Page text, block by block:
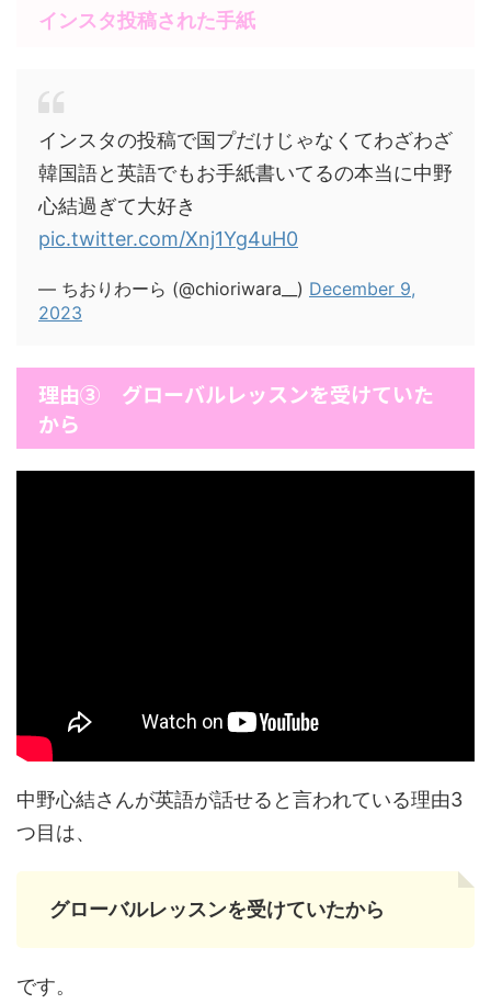
インスタ投稿された手紙
インスタの投稿で国プだけじゃなくてわざわざ
韓国語と英語でもお手紙書いてるの本当に中野
心結過ぎて大好き
pic.twitter.com/Xnj1Yg4uH0
— ちおりわーら (@chioriwara__) December 9,
2023
理由③ グローバルレッスンを受けていた
から
中野心結さんが英語が話せると言われている理由3
つ目は、
グローバルレッスンを受けていたから
です。